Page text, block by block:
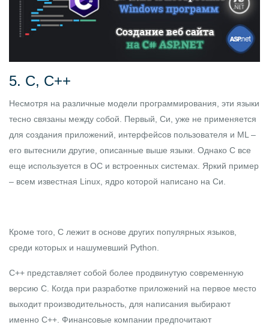
5. C, C++
Несмотря на различные модели программирования, эти языки
тесно связаны между собой. Первый, Си, уже не применяется
для создания приложений, интерфейсов пользователя и ML –
его вытеснили другие, описанные выше языки. Однако С все
еще используется в ОС и встроенных системах. Яркий пример
– всем известная Linux, ядро которой написано на Си.
Кроме того, С лежит в основе других популярных языков,
среди которых и нашумевший Python.
C++ представляет собой более продвинутую современную
версию С. Когда при разработке приложений на первое место
выходит производительность, для написания выбирают
именно С++. Финансовые компании предпочитают